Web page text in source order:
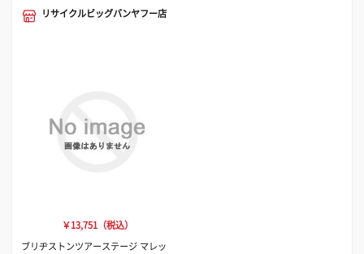
リサイクルビッグバンヤフー店
￥13,751（税込）
ブリヂストンツアーステージ マレッ